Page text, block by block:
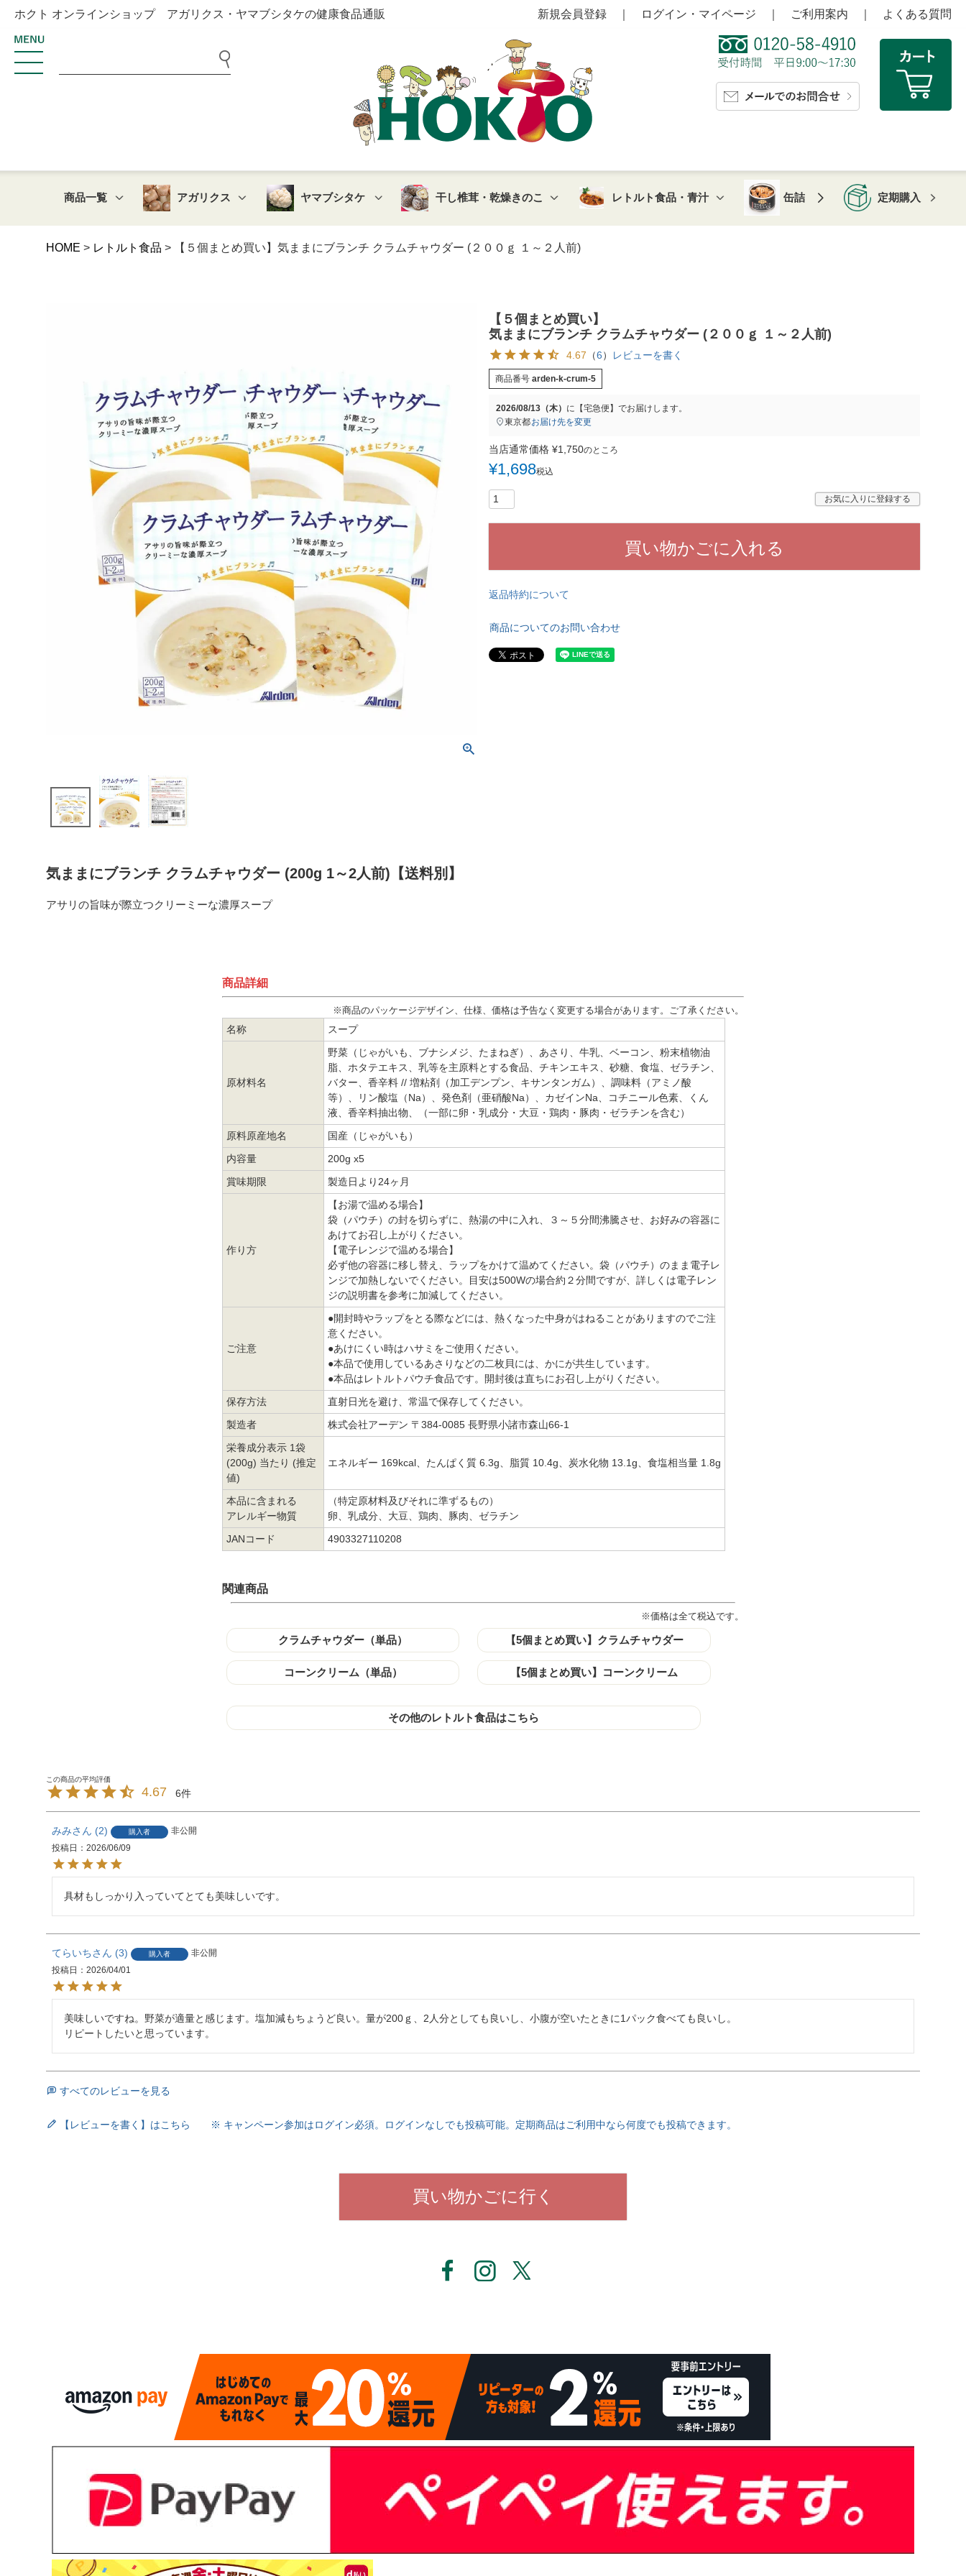
ホクト オンラインショップ アガリクス・ヤマブシタケの健康食品通販 新規会員登録 ログイン・マイページ ご利用案内 よくある質問
商品一覧 アガリクス ヤマブシタケ 干し椎茸・乾燥きのこ レトルト食品・青汁 缶詰 定期購入
HOME レトルト食品 【５個まとめ買い】気ままにブランチ クラムチャウダー (２００ｇ １～２人前)
【５個まとめ買い】
気ままにブランチ クラムチャウダー (２００ｇ １～２人前)
4.67 （6） レビューを書く
商品番号 arden-k-crum-5
2026/08/13（木） に 【宅急便】 でお届けします。
東京都お届け先を変更
当店通常価格 ¥1,750のところ
¥1,698税込
お気に入りに登録する
買い物かごに入れる
返品特約について
商品についてのお問い合わせ
気ままにブランチ クラムチャウダー (200g 1～2人前)【送料別】
アサリの旨味が際立つクリーミーな濃厚スープ
商品詳細
※商品のパッケージデザイン、仕様、価格は予告なく変更する場合があります。ご了承ください。
名称 スープ
原材料名
野菜（じゃがいも、ブナシメジ、たまねぎ）、あさり、牛乳、ベーコン、粉末植物油
脂、ホタテエキス、乳等を主原料とする食品、チキンエキス、砂糖、食塩、ゼラチン、
バター、香辛料 // 増粘剤（加工デンプン、キサンタンガム）、調味料（アミノ酸
等）、リン酸塩（Na）、発色剤（亜硝酸Na）、カゼインNa、コチニール色素、くん
液、香辛料抽出物、（一部に卵・乳成分・大豆・鶏肉・豚肉・ゼラチンを含む）
原料原産地名
国産（じゃがいも）
内容量
200g x5
賞味期限
製造日より24ヶ月
作り方
【お湯で温める場合】
袋（パウチ）の封を切らずに、熱湯の中に入れ、３～５分間沸騰させ、お好みの容器に
あけてお召し上がりください。
【電子レンジで温める場合】
必ず他の容器に移し替え、ラップをかけて温めてください。袋（パウチ）のまま電子レ
ンジで加熱しないでください。目安は500Wの場合約２分間ですが、詳しくは電子レン
ジの説明書を参考に加減してください。
ご注意
●開封時やラップをとる際などには、熱くなった中身がはねることがありますのでご注
意ください。
●あけにくい時はハサミをご使用ください。
●本品で使用しているあさりなどの二枚貝には、かにが共生しています。
●本品はレトルトパウチ食品です。開封後は直ちにお召し上がりください。
保存方法
直射日光を避け、常温で保存してください。
製造者
株式会社アーデン 〒384-0085 長野県小諸市森山66-1
栄養成分表示 1袋
(200g) 当たり (推定
値)
エネルギー 169kcal、たんぱく質 6.3g、脂質 10.4g、炭水化物 13.1g、食塩相当量 1.8g
本品に含まれる
アレルギー物質
（特定原材料及びそれに準ずるもの）
卵、乳成分、大豆、鶏肉、豚肉、ゼラチン
JANコード
4903327110208
関連商品
※価格は全て税込です。
クラムチャウダー（単品） 【5個まとめ買い】クラムチャウダー
コーンクリーム（単品） 【5個まとめ買い】コーンクリーム
その他のレトルト食品はこちら
4.67 6
みみ 2 購入者
非公開
投稿日
2026/06/09
具材もしっかり入っていてとても美味しいです。
てらいち 3 購入者
非公開
投稿日
2026/04/01
美味しいですね。野菜が適量と感じます。塩加減もちょうど良い。量が200ｇ、2人分としても良いし、小腹が空いたときに1パック食べても良いし。
リピートしたいと思っています。
すべてのレビューを見る
【レビューを書く】はこちら ※ キャンペーン参加はログイン必須。ログインなしでも投稿可能。定期商品はご利用中なら何度でも投稿できます。
買い物かごに行く